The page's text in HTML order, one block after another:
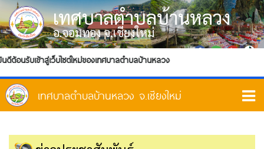
เทศบาลตำบลบ้านหลวง
อ.จอมทอง จ.เชียงใหม่
ต้อนรับเข้าสู่เว็บไซต์ใหม่ของเทศบาลตำบลบ้านหลวง